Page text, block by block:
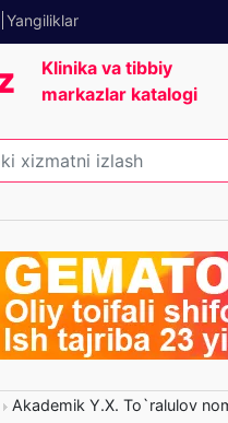
Yangiliklar
Klinika va tibbiy
markazlar katalogi
Akademik Y.X. To`ralulov